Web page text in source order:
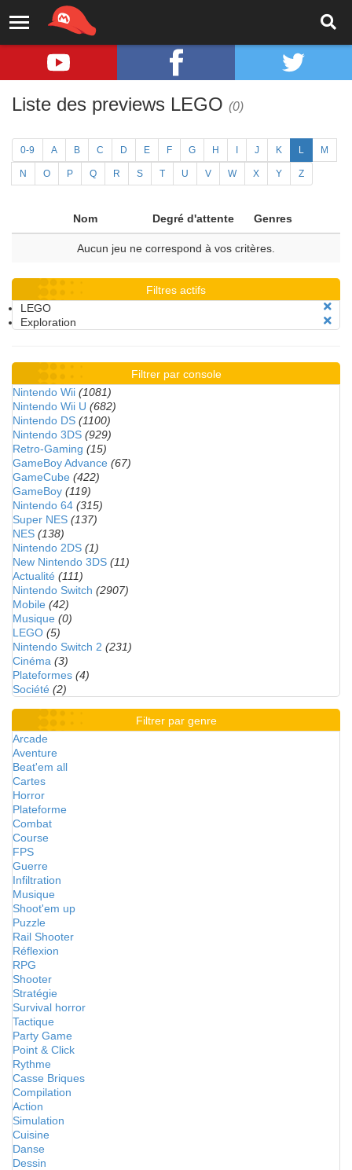
Liste des previews LEGO (0)
0-9 A B C D E F G H J K L M
N O P Q R S T U V W X Y Z
Nom Degré d'attente Genres
Aucun jeu ne correspond à vos critères.
Filtres actifs
LEGO
Exploration
Filtrer par console
Nintendo Wii (1081)
Nintendo Wii U (682)
Nintendo DS (1100)
Nintendo 3DS (929)
Retro-Gaming (15)
GameBoy Advance (67)
GameCube (422)
GameBoy (119)
Nintendo 64 (315)
Super NES (137)
NES (138)
Nintendo 2DS (1)
New Nintendo 3DS (11)
Actualité (111)
Nintendo Switch (2907)
Mobile (42)
Musique (0)
LEGO (5)
Nintendo Switch 2 (231)
Cinéma (3)
Plateformes (4)
Société (2)
Filtrer par genre
Arcade
Aventure
Beat'em all
Cartes
Horror
Plateforme
Combat
Course
FPS
Guerre
Infiltration
Musique
Shoot'em up
Puzzle
Rail Shooter
Réflexion
RPG
Shooter
Stratégie
Survival horror
Tactique
Party Game
Point & Click
Rythme
Casse Briques
Compilation
Action
Simulation
Cuisine
Danse
Dessin